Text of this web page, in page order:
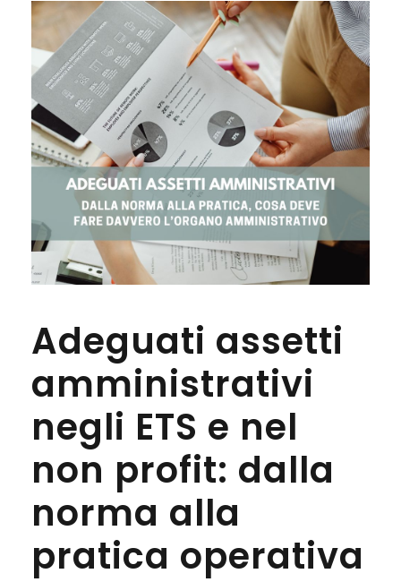
Adeguati assetti
amministrativi
negli ETS e nel
non profit: dalla
norma alla
pratica operativa